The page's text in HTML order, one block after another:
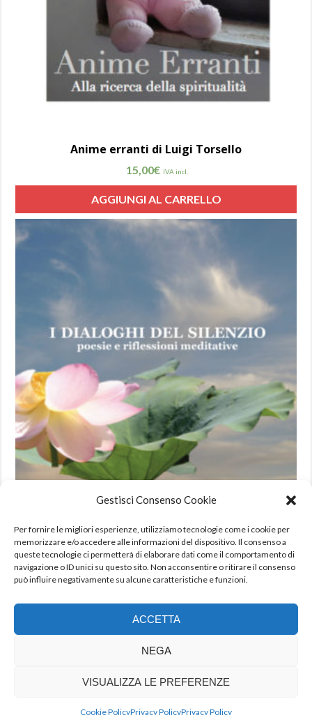
Gestisci Consenso Cookie
Per fornire le migliori esperienze, utilizziamo tecnologie come i cookie per
memorizzare e/o accedere alle informazioni del dispositivo. Il consenso a
queste tecnologie ci permetterà di elaborare dati come il comportamento di
navigazione o ID unici su questo sito. Non acconsentire o ritirare il consenso
può influire negativamente su alcune caratteristiche e funzioni.
ACCETTA
NEGA
VISUALIZZA LE PREFERENZE
Cookie PolicyPrivacy PolicyPrivacy Policy
Anime erranti di Luigi Torsello
15,00€ IVA incl.
AGGIUNGI AL CARRELLO
12,00€ IVA incl.
AGGIUNGI AL CARRELLO
- info@ilraggioverdesrl.it || ideazione Lab F839 webmaster Antonietta